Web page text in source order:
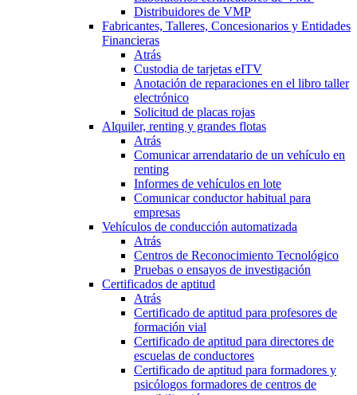
Distribuidores de VMP
Fabricantes, Talleres, Concesionarios y Entidades
Financieras
Atrás
Custodia de tarjetas eITV
Anotación de reparaciones en el libro taller
electrónico
Solicitud de placas rojas
Alquiler, renting y grandes flotas
Atrás
Comunicar arrendatario de un vehículo en
renting
Informes de vehículos en lote
Comunicar conductor habitual para
empresas
Vehículos de conducción automatizada
Atrás
Centros de Reconocimiento Tecnológico
Pruebas o ensayos de investigación
Certificados de aptitud
Atrás
Certificado de aptitud para profesores de
formación vial
Certificado de aptitud para directores de
escuelas de conductores
Certificado de aptitud para formadores y
psicólogos formadores de centros de